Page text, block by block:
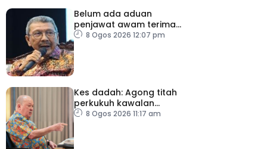
Belum ada aduan
penjawat awam terima
tekanan daripada ahli
8 Ogos 2026 12:07 pm
Kes dadah: Agong titah
perkukuh kawalan
lapangan terbang, pintu
8 Ogos 2026 11:17 am